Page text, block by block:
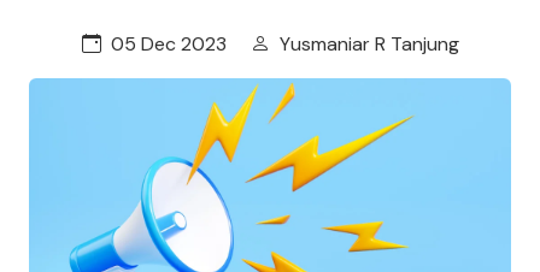
05 Dec 2023 Yusmaniar R Tanjung